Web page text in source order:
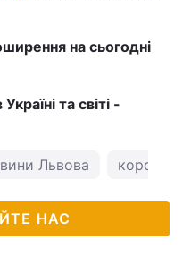
на сьогодні
Україні та світі -
Львова
НАС